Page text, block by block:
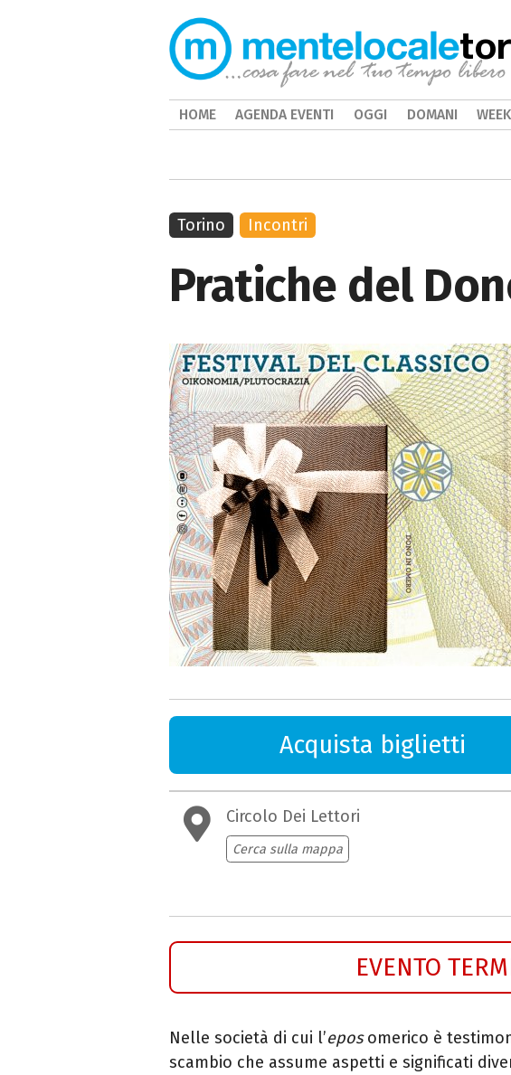
Pratiche del
Acquista biglietti
Circolo Dei Lettori
Cerca sulla mappa
EVENTO
Nelle società di cui l’eposomerico è
scambio che assume aspetti e significati
Torino Incontri
HOME AGENDA EVENTI OGGI DOMANI